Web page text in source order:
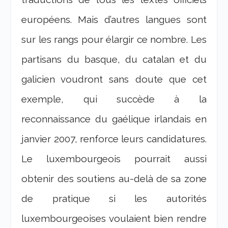
européens. Mais d’autres langues sont
sur les rangs pour élargir ce nombre. Les
partisans du basque, du catalan et du
galicien voudront sans doute que cet
exemple, qui succède à la
reconnaissance du gaélique irlandais en
janvier 2007, renforce leurs candidatures.
Le luxembourgeois pourrait aussi
obtenir des soutiens au-delà de sa zone
de pratique si les autorités
luxembourgeoises voulaient bien rendre